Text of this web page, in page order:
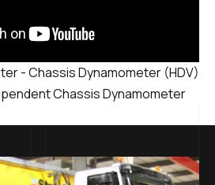
- Chassis Dynamometer (HDV)
Chassis Dynamometer